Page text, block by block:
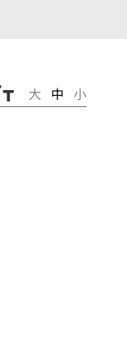
大 中 小